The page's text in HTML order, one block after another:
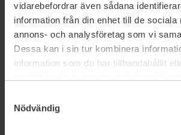
vidarebefordrar även sådana
information från din enhet till de sociala
annons- och analysföretag som vi
Dessa kan i sin tur kombinera
information som du har tillhandahållit
Nödvändig
Jympa